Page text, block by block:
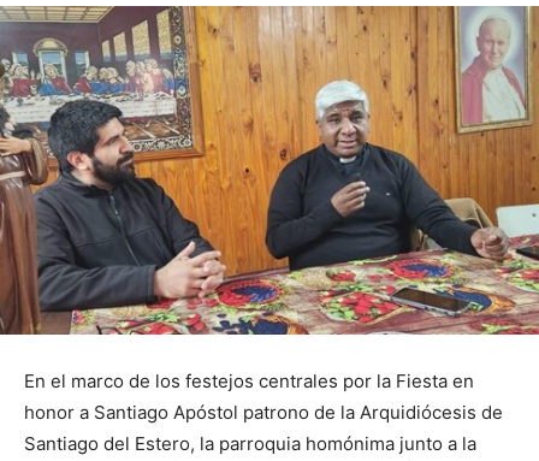
En el marco de los festejos centrales por la Fiesta en
honor a Santiago Apóstol patrono de la Arquidiócesis de
Santiago del Estero, la parroquia homónima junto a la